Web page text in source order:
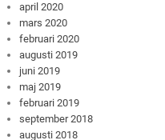
april 2020
mars 2020
februari 2020
augusti 2019
juni 2019
maj 2019
februari 2019
september 2018
augusti 2018